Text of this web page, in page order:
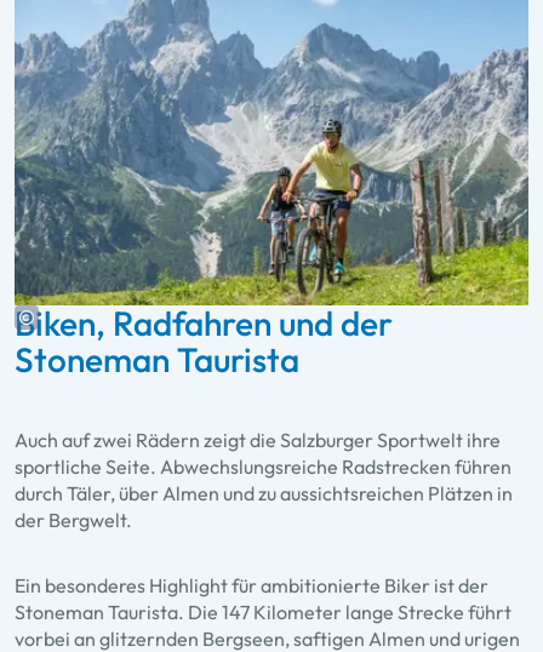
Biken, Radfahren und der
Stoneman Taurista
Auch auf zwei Rädern zeigt die Salzburger Sportwelt ihre
sportliche Seite. Abwechslungsreiche Radstrecken führen
durch Täler, über Almen und zu aussichtsreichen Plätzen in
der Bergwelt.
Ein besonderes Highlight für ambitionierte Biker ist der
Stoneman Taurista. Die 147 Kilometer lange Strecke führt
vorbei an glitzernden Bergseen, saftigen Almen und urigen